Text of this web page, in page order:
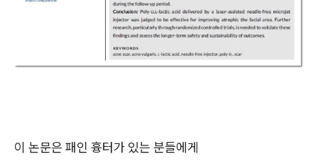
이 논문은 패인 흉터가 있는 분들에게